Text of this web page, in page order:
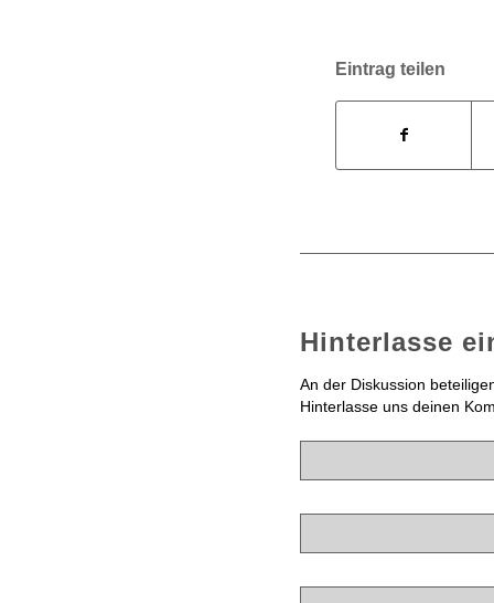
Eintrag teilen
Hinterlasse
An der Diskussion
Hinterlasse uns deinen